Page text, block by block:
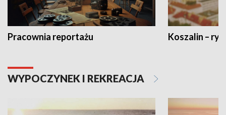
Pracownia reportażu Koszalin –
WYPOCZYNEK I REKREACJA